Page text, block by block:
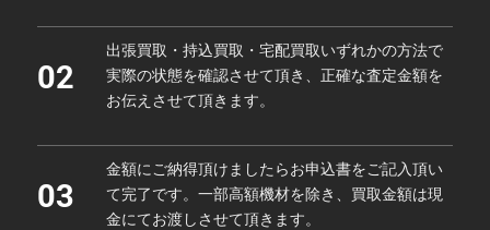
02
出張買取・持込買取・宅配買取いずれかの方法で
実際の状態を確認させて頂き、正確な査定金額を
お伝えさせて頂きます。
03
金額にご納得頂けましたらお申込書をご記入頂い
て完了です。一部高額機材を除き、買取金額は現
金にてお渡しさせて頂きます。